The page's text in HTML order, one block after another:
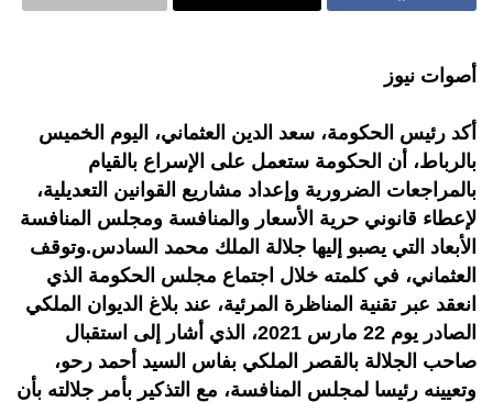
أصوات نيوز
أكد رئيس الحكومة، سعد الدين العثماني، اليوم الخميس
بالرباط، أن الحكومة ستعمل على الإسراع بالقيام
بالمراجعات الضرورية وإعداد مشاريع القوانين التعديلية،
لإعطاء قانوني حرية الأسعار والمنافسة ومجلس المنافسة
الأبعاد التي يصبو إليها جلالة الملك محمد السادس.وتوقف
العثماني، في كلمته خلال اجتماع مجلس الحكومة الذي
انعقد عبر تقنية المناظرة المرئية، عند بلاغ الديوان الملكي
الصادر يوم 22 مارس 2021، الذي أشار إلى استقبال
صاحب الجلالة بالقصر الملكي بفاس السيد أحمد رحو،
وتعيينه رئيسا لمجلس المنافسة، مع التذكير بأمر جلالته بأن